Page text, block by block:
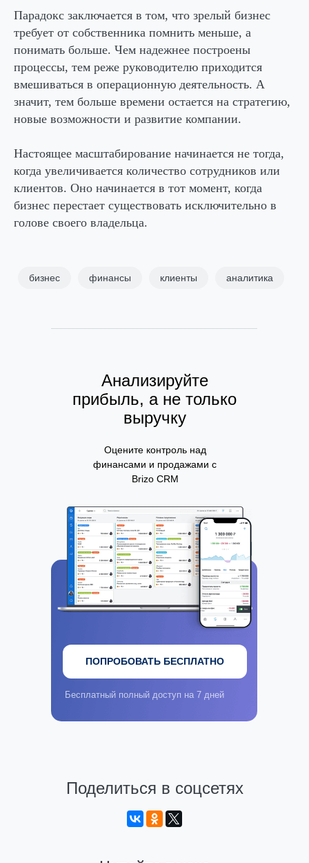
Парадокс заключается в том, что зрелый бизнес
требует от собственника помнить меньше, а
понимать больше. Чем надежнее построены
процессы, тем реже руководителю приходится
вмешиваться в операционную деятельность. А
значит, тем больше времени остается на стратегию,
новые возможности и развитие компании.
Настоящее масштабирование начинается не тогда,
когда увеличивается количество сотрудников или
клиентов. Оно начинается в тот момент, когда
бизнес перестает существовать исключительно в
голове своего владельца.
бизнес финансы клиенты аналитика
Оцените контроль над
финансами и продажами с
Brizo CRM
Анализируйте
прибыль, а не только
выручку
Бесплатный полный доступ на 7 дней
ПОПРОБОВАТЬ БЕСПЛАТНО
Поделиться в соцсетях